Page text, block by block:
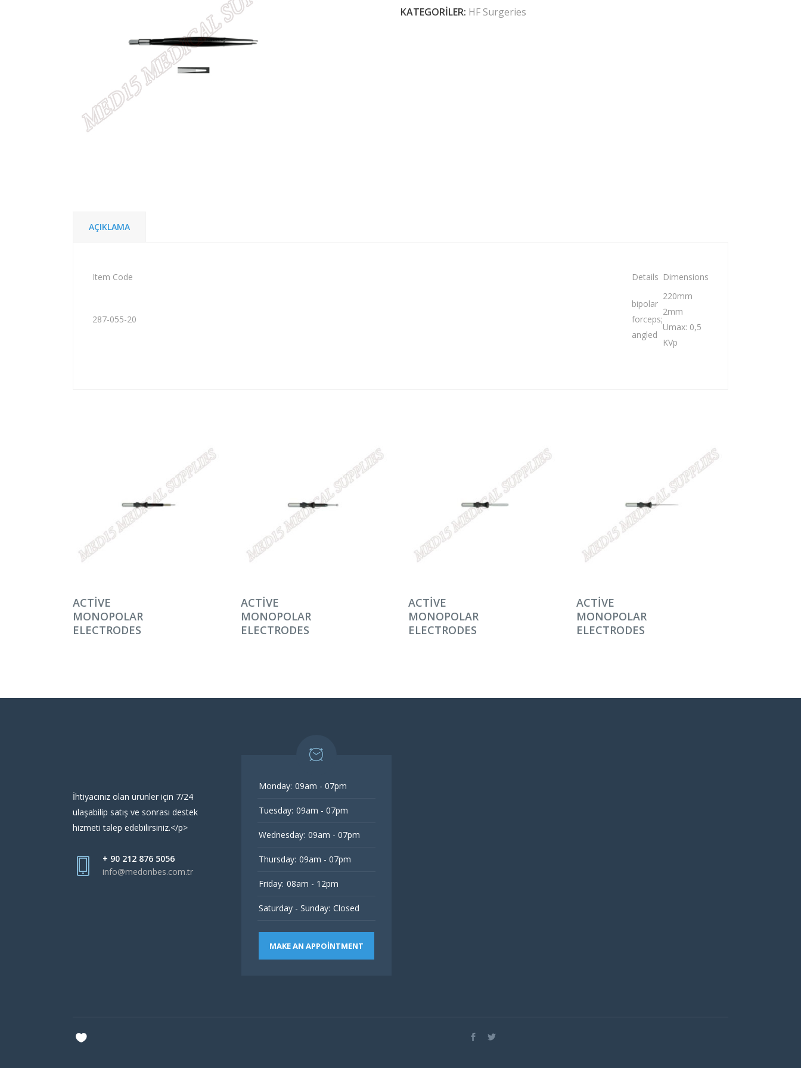
KATEGORILER: HF Surgeries
AÇIKLAMA
Item Code Details Dimensions
287-055-20
bipolar
forceps;
angled
220mm
2mm
Umax: 0,5
KVp
DEVAMINI OKU
ACTIVE
MONOPOLAR
ELECTRODES
DEVAMINI OKU
ACTIVE
MONOPOLAR
ELECTRODES
DEVAMINI OKU
ACTIVE
MONOPOLAR
ELECTRODES
DEVAMINI OKU
ACTIVE
MONOPOLAR
ELECTRODES
İhtiyacınız olan ürünler için 7/24
ulaşabilip satış ve sonrası destek
hizmeti talep edebilirsiniz.</p>
+ 90 212 876 5056
info@medonbes.com.tr
Monday: 09am - 07pm
Tuesday: 09am - 07pm
Wednesday: 09am - 07pm
Thursday: 09am - 07pm
Friday: 08am - 12pm
Saturday - Sunday: Closed
MAKE AN APPOINTMENT